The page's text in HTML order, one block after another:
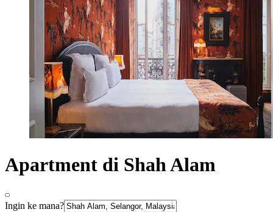
Apartment di Shah Alam
Ingin ke mana?